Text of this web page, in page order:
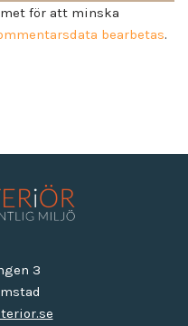
för att minska
bearbetas.
3